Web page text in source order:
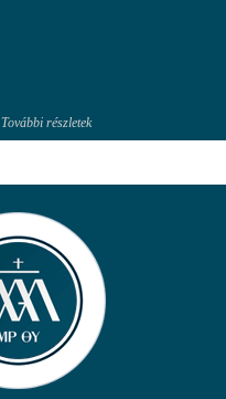
További részletek